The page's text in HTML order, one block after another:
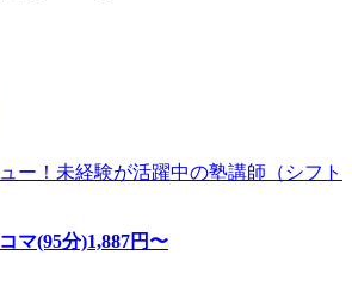
ー！未経験が活躍中の塾講師（シフト
マ(95分)1,887円〜